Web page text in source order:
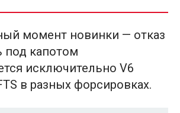
момент новинки — отказ
под капотом
исключительно V6
в разных форсировках.